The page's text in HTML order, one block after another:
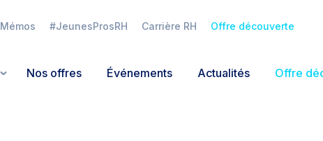
Mémos #JeunesProsRH Carrière RH Offre découverte
Nos offres Événements Actualités Offre